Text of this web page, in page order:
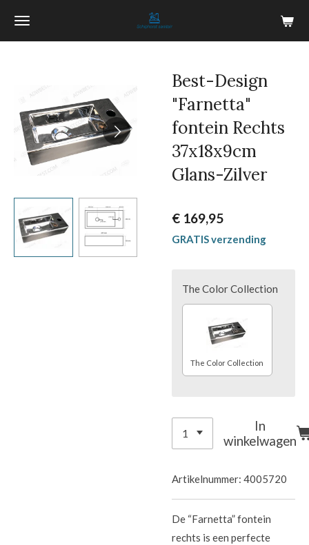
Ga
hoofdinhoud
Best-Design
"Farnetta"
fontein Rechts
37x18x9cm
Glans-Zilver
€ 169,95
GRATIS verzending
The Color Collection
The Color Collection
In
winkelwagen
Artikelnummer: 4005720
De “Farnetta” fontein
rechts is een perfecte